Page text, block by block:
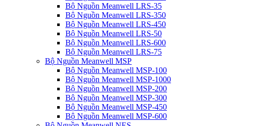
Bộ Nguồn Meanwell LRS-35
Bộ Nguồn Meanwell LRS-350
Bộ Nguồn Meanwell LRS-450
Bộ Nguồn Meanwell LRS-50
Bộ Nguồn Meanwell LRS-600
Bộ Nguồn Meanwell LRS-75
Bộ Nguồn Meanwell MSP
Bộ Nguồn Meanwell MSP-100
Bộ Nguồn Meanwell MSP-1000
Bộ Nguồn Meanwell MSP-200
Bộ Nguồn Meanwell MSP-300
Bộ Nguồn Meanwell MSP-450
Bộ Nguồn Meanwell MSP-600